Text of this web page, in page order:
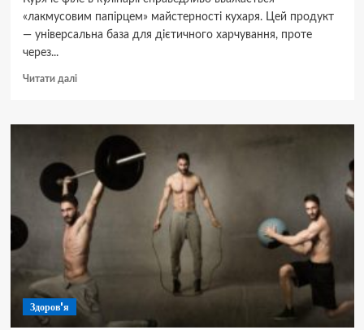
«лакмусовим папірцем» майстерності кухаря. Цей продукт
— універсальна база для дієтичного харчування, проте
через...
Читати даліДокладніше
ідеальної
соковитості:
запекти
ніжне
куряче
філе
в
духовці
за
законами
кулінарної
фізики
Здоров'я